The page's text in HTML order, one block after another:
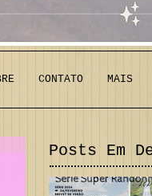
CONTATO MAIS
Posts Em